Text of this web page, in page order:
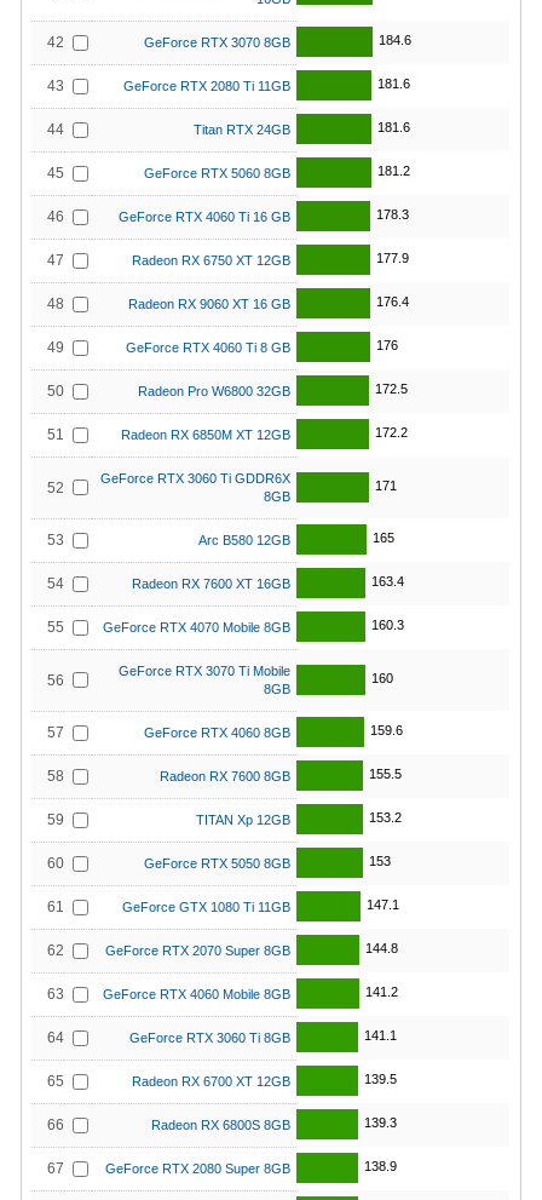
42 GeForce RTX 3070 8GB 184.6
43 GeForce RTX 2080 Ti 11GB 181.6
44 Titan RTX 24GB 181.6
45 GeForce RTX 5060 8GB 181.2
46 GeForce RTX 4060 Ti 16 GB 178.3
47 Radeon RX 6750 XT 12GB 177.9
48 Radeon RX 9060 XT 16 GB 176.4
49 GeForce RTX 4060 Ti 8 GB 176
50 Radeon Pro W6800 32GB 172.5
51 Radeon RX 6850M XT 12GB 172.2
52
GeForce RTX 3060 Ti GDDR6X
8GB
171
53 Arc B580 12GB 165
54 Radeon RX 7600 XT 16GB 163.4
55 GeForce RTX 4070 Mobile 8GB 160.3
56
GeForce RTX 3070 Ti Mobile
8GB
160
57 GeForce RTX 4060 8GB 159.6
58 Radeon RX 7600 8GB 155.5
59 TITAN Xp 12GB 153.2
60 GeForce RTX 5050 8GB 153
61 GeForce GTX 1080 Ti 11GB 147.1
62 GeForce RTX 2070 Super 8GB 144.8
63 GeForce RTX 4060 Mobile 8GB 141.2
64 GeForce RTX 3060 Ti 8GB 141.1
65 Radeon RX 6700 XT 12GB 139.5
66 Radeon RX 6800S 8GB 139.3
67 GeForce RTX 2080 Super 8GB 138.9